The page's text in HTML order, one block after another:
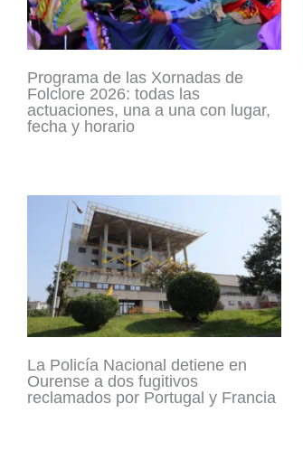
Programa de las Xornadas de
Folclore 2026: todas las
actuaciones, una a una con lugar,
fecha y horario
La Policía Nacional detiene en
Ourense a dos fugitivos
reclamados por Portugal y Francia